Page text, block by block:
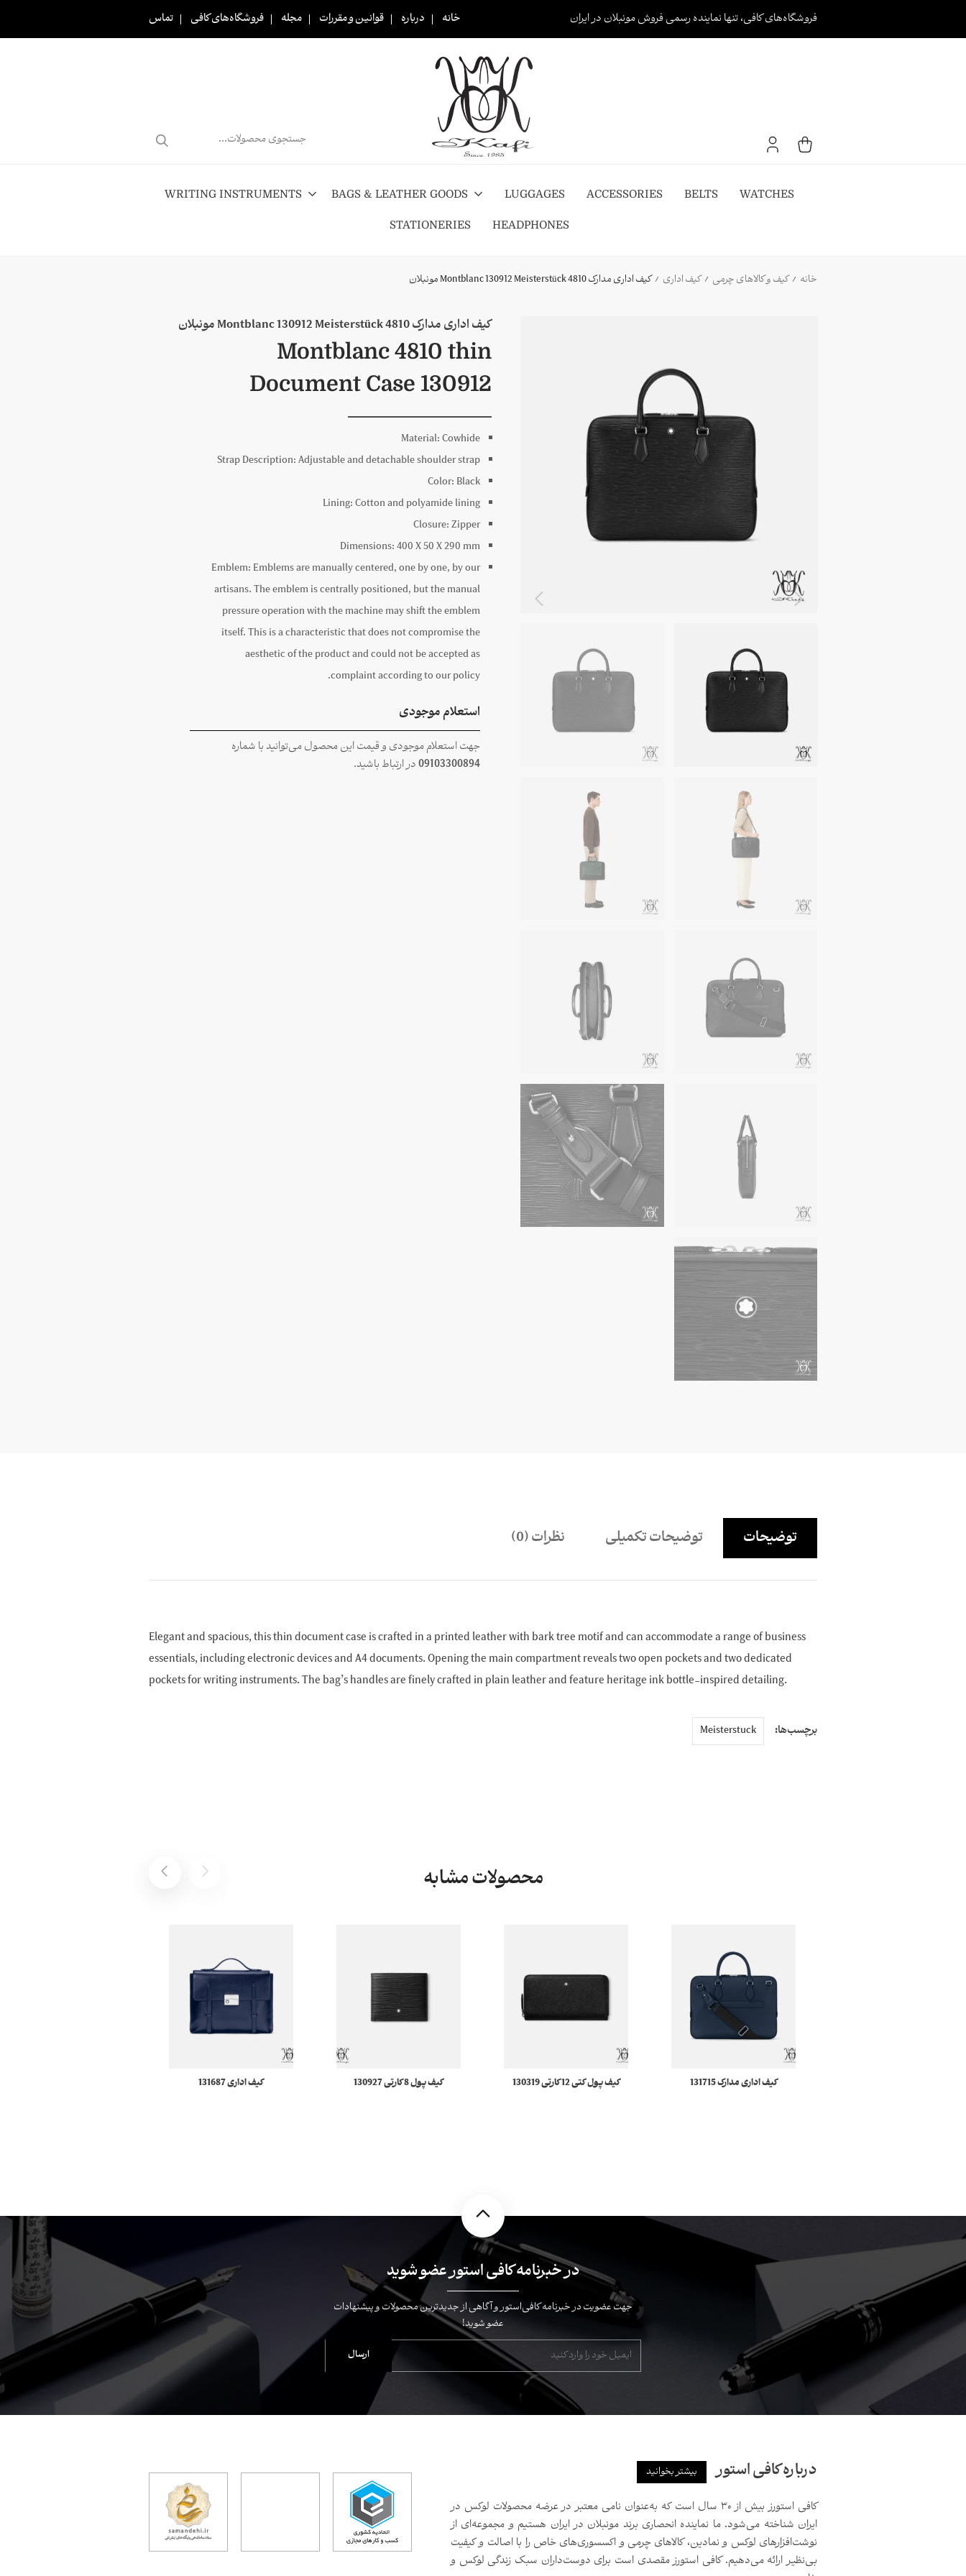
content
فروشگاه‌های کافی، تنها نماینده رسمی فروش مونبلان در ایران خانه درباره قوانین و مقررات مجله فروشگاه‌های کافی تماس
search
WRITING INSTRUMENTS BAGS & LEATHER GOODS LUGGAGES ACCESSORIES BELTS WATCHES
STATIONERIES HEADPHONES
خانه / کیف و کالاهای چرمی / کیف اداری / کیف اداری مدارک Montblanc 130912 Meisterstück 4810 مونبلان
کیف اداری مدارک Montblanc 130912 Meisterstück 4810 مونبلان
Montblanc 4810 thin
Document Case 130912
Material:Cowhide
Strap Description:Adjustable and detachable shoulder strap
Color: Black
Lining:Cotton and polyamide lining
Closure:Zipper
Dimensions:400 X50 X290 mm
Emblem: Emblems are manually centered, one by one, by our
artisans. The emblem is centrally positioned, but the manual
pressure operation with the machine may shift the emblem
itself. This is a characteristic that does not compromise the
aesthetic of the product and could not be accepted as
complaint according to our policy.
استعلام موجودی
جهت استعلام موجودی و قیمت این محصول می‌توانید با شماره
09103300894در ارتباط باشید.
توضیحات توضیحات تکمیلی نظرات (0)
Elegant and spacious, this thin document case is crafted in a printed leather with bark tree motif and can accommodate a range of business
essentials, including electronic devices and A4 documents. Opening the main compartment reveals two open pockets and two dedicated
pockets for writing instruments. The bag’s handles are finely crafted in plain leather and feature heritage ink bottle-inspired detailing.
برچسب‌ها: Meisterstuck
محصولات مشابه
کیف اداری مدارک 131715
کیف پول کتی 12 کارتی 130319
کیف پول 8 کارتی 130927
کیف اداری 131687
در خبرنامه کافی استور عضو شوید
جهت عضویت در خبرنامه کافی‌استور و آگاهی از جدیدترین محصولات و پیشنهادات
عضو شوید!
درباره کافی استور بیشتر بخوانید
کافی استورز بیش از ۳۰ سال است که به‌عنوان نامی معتبر در عرضه محصولات لوکس در
ایران شناخته می‌شود. ما نماینده انحصاری برند مونبلان در ایران هستیم و مجموعه‌ای از
نوشت‌افزارهای لوکس و نمادین، کالاهای چرمی و اکسسوری‌های خاص را با اصالت و کیفیت
بی‌نظیر ارائه می‌دهیم. کافی استورز مقصدی است برای دوست‌داران سبک زندگی لوکس و